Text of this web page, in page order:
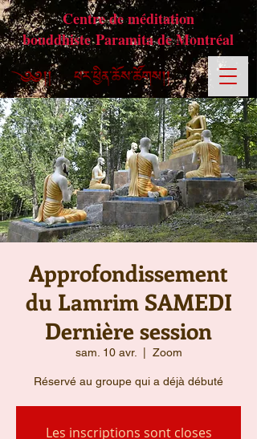
Centre de méditation
bouddhiste Paramita de Montréal
Approfondissement
du Lamrim SAMEDI
Dernière session
sam. 10 avr. Zoom
Réservé au groupe qui a déjà débuté
Les inscriptions sont closes